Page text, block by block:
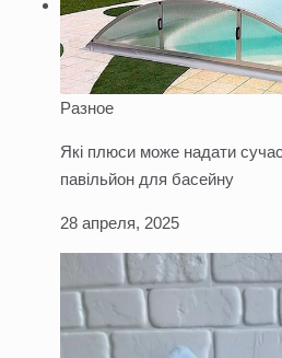
Разное
Які плюси може надати
павільйон для басейну
28 апреля, 2025